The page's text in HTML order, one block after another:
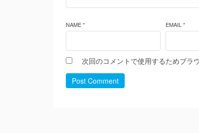
NAME * EMAIL *
次回のコメントで使用するためブラ
Post Comment